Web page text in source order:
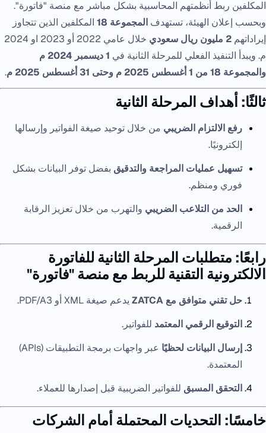
المكلفين ربط أنظمتهم المحاسبية بشكل مباشر مع منصة "فاتورة".
وبحسب إعلان الهيئة، تستهدف المجموعة 18
المكلفين الذين تتجاوز
إيراداتهم 2 مليون ريال سعودي
خلال عامي 2022 أو 2023 او 2024
م. ويبدأ التنفيذ الفعلي للمرحلة الثانية في
1 ديسمبر 2024 م
والمجموعة 18 من 1 أغسطس 2025 م وحتى 31 أغسطس 2025 م
.
ثالثًا: أهداف المرحلة الثانية
رفع الالتزام الضريبي من خلال توحيد صيغة الفواتير وإرسالها
إلكترونيًا.
تسهيل عمليات المراجعة والتدقيق بفضل توفر البيانات بشكل
فوري ومنظم.
الحد من التلاعب الضريبي والتهرب من خلال تعزيز الرقابة
الرقمية.
رابعًا: متطلبات المرحلة الثانية للفاتورة
الالكترونية التقنية للربط مع منصة "فاتورة"
حل تقني متوافق مع ZATCA
يدعم صيغة XML أو PDF/A3.
التوقيع الرقمي المعتمد للفواتير.
إرسال البيانات لحظيًا
عبر واجهات برمجة التطبيقات (APIs)
المعتمدة.
التحقق المسبق للفواتير الضريبية قبل إصدارها للعملاء.
خامسًا: التحديات المحتملة أمام الشركات